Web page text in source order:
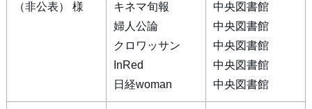
（非公表） 様
キネマ旬報
婦人公論
クロワッサン
InRed
日経woman
中央図書館
中央図書館
中央図書館
中央図書館
中央図書館